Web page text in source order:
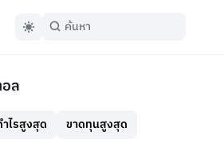
ล
ไรสูงสุด ขาดทุนสูงสุด